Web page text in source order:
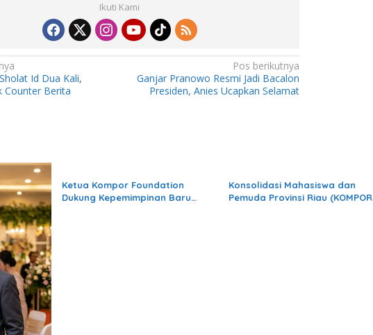
Ikuti Kami
Id Dua Kali,
Counter Berita
Pos berikutnya
Ganjar Pranowo Resmi Jadi Bacalon
Presiden, Anies Ucapkan Selamat
Ketua Kompor Foundation
Dukung Kepemimpinan Baru
Konsolidasi Mahasiswa dan
Pemuda Provinsi Riau (KOMPOR